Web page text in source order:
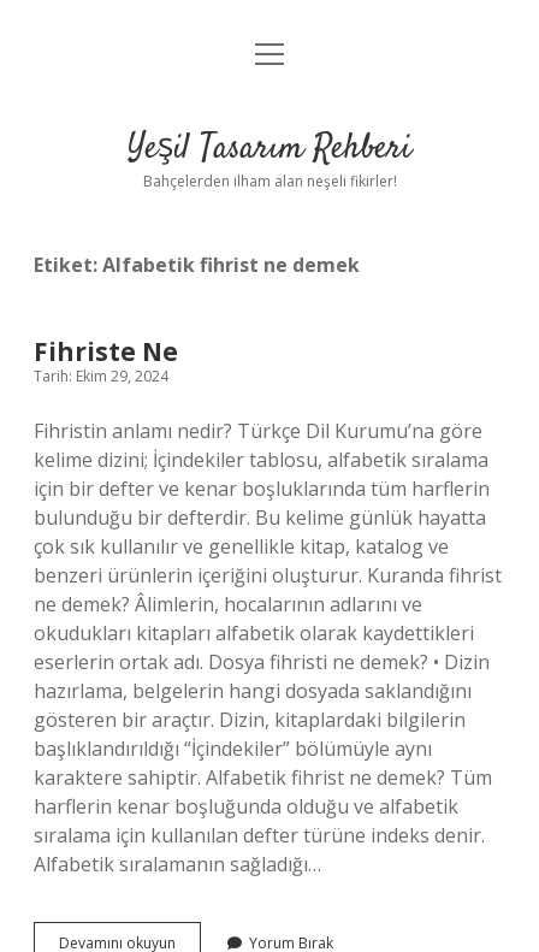
Anasayfa
Yasal Uyarı
menüyü
Yeşil Tasarım Rehberi
Bahçelerden ilham alan neşeli fikirler!
Etiket:Alfabetik fihrist ne demek
Fihriste Ne
Tarih: Ekim 29, 2024
Fihristin anlamı nedir? Türkçe Dil Kurumu’na göre
kelime dizini; İçindekiler tablosu, alfabetik sıralama
için bir defter ve kenar boşluklarında tüm harflerin
bulunduğu bir defterdir. Bu kelime günlük hayatta
çok sık kullanılır ve genellikle kitap, katalog ve
benzeri ürünlerin içeriğini oluşturur. Kuranda fihrist
ne demek? Âlimlerin, hocalarının adlarını ve
okudukları kitapları alfabetik olarak kaydettikleri
eserlerin ortak adı. Dosya fihristi ne demek? • Dizin
hazırlama, belgelerin hangi dosyada saklandığını
gösteren bir araçtır. Dizin, kitaplardaki bilgilerin
başlıklandırıldığı “İçindekiler” bölümüyle aynı
karaktere sahiptir. Alfabetik fihrist ne demek? Tüm
harflerin kenar boşluğunda olduğu ve alfabetik
sıralama için kullanılan defter türüne indeks denir.
Alfabetik sıralamanın sağladığı…
Devamını okuyun Yorum Bırak